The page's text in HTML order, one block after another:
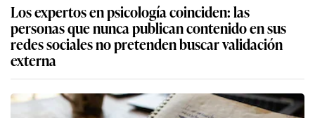
Los expertos en psicología coinciden: las
personas que nunca publican contenido en sus
redes sociales no pretenden buscar validación
externa